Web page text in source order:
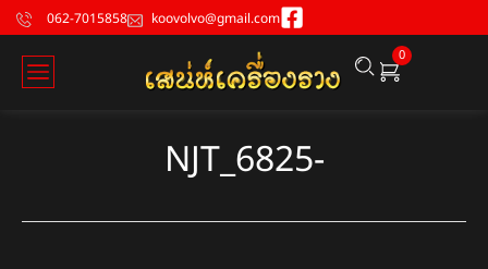
062-7015858 koovolvo@gmail.com
0
NJT_6825-